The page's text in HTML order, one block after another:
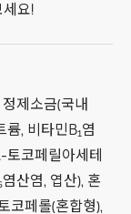
요!
제소금(국내
, 비타민B₁염
코페릴아세테
산염, 엽산), 혼
코페롤(혼합형),